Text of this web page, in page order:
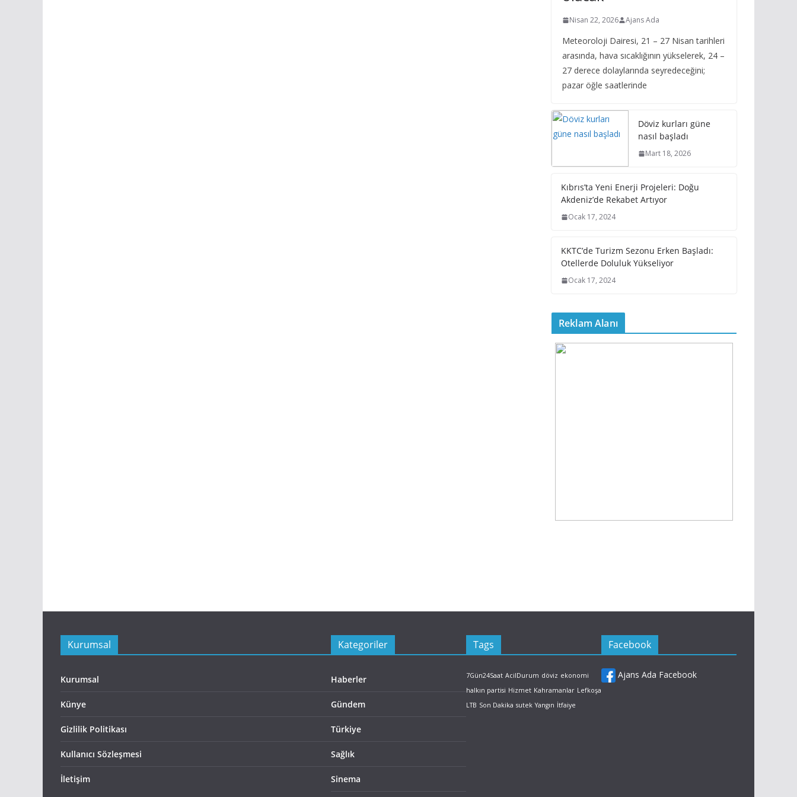
Nisan 22, 2026 Ajans Ada
Meteoroloji Dairesi, 21 – 27 Nisan tarihleri
arasında, hava sıcaklığının yükselerek, 24 –
27 derece dolaylarında seyredeceğini;
pazar öğle saatlerinde
Döviz kurları güne
nasıl başladı
Mart 18, 2026
Kıbrıs’ta Yeni Enerji Projeleri: Doğu
Akdeniz’de Rekabet Artıyor
Ocak 17, 2024
KKTC’de Turizm Sezonu Erken Başladı:
Otellerde Doluluk Yükseliyor
Ocak 17, 2024
Reklam Alanı
Kurumsal
Kurumsal
Künye
Gizlilik Politikası
Kullanıcı Sözleşmesi
İletişim
Kategoriler
Haberler
Gündem
Türkiye
Sağlık
Sinema
Tags
7Gün24Saat AcilDurum döviz ekonomi
halkın partisi Hizmet Kahramanlar Lefkoşa
LTB Son Dakika sutek Yangın İtfaiye
Facebook
Ajans Ada Facebook